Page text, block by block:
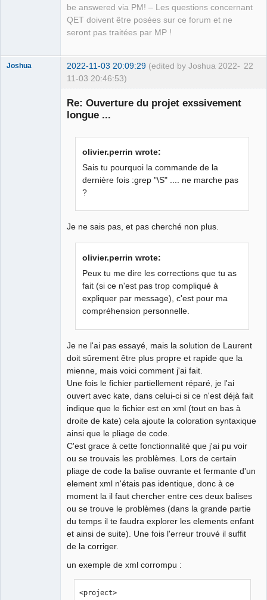
be answered via PM! – Les questions concernant
QET doivent être posées sur ce forum et ne
seront pas traitées par MP !
22
Joshua 2022-11-03 20:09:29 (edited by Joshua 2022-
11-03 20:46:53)
Re: Ouverture du projet exssivement
longue ...
olivier.perrin wrote:
Sais tu pourquoi la commande de la
dernière fois :grep "\S" .... ne marche pas
?
Je ne sais pas, et pas cherché non plus.
olivier.perrin wrote:
Peux tu me dire les corrections que tu as
fait (si ce n'est pas trop compliqué à
expliquer par message), c'est pour ma
compréhension personnelle.
Je ne l'ai pas essayé, mais la solution de Laurent
doit sûrement être plus propre et rapide que la
mienne, mais voici comment j'ai fait.
Une fois le fichier partiellement réparé, je l'ai
ouvert avec kate, dans celui-ci si ce n'est déjà fait
indique que le fichier est en xml (tout en bas à
droite de kate) cela ajoute la coloration syntaxique
ainsi que le pliage de code.
C'est grace à cette fonctionnalité que j'ai pu voir
ou se trouvais les problèmes. Lors de certain
pliage de code la balise ouvrante et fermante d'un
element xml n'étais pas identique, donc à ce
moment la il faut chercher entre ces deux balises
ou se trouve le problèmes (dans la grande partie
du temps il te faudra explorer les elements enfant
et ainsi de suite). Une fois l'erreur trouvé il suffit
de la corriger.
un exemple de xml corrompu :
<project>